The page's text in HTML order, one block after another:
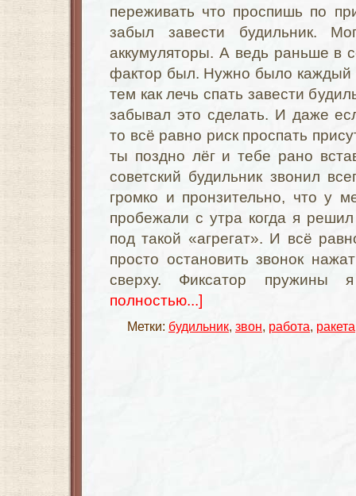
переживать что проспишь по
забыл завести будильник.
аккумуляторы. А ведь раньше в
фактор был. Нужно было каждый
тем как лечь спать завести
забывал это сделать. И даже
то всё равно риск проспать
ты поздно лёг и тебе рано
советский будильник звонил
громко и пронзительно, что у
пробежали с утра когда я решил
под такой «агрегат». И всё
просто остановить звонок
сверху. Фиксатор
полностью...]
Метки: будильник, звон, работа, ракета